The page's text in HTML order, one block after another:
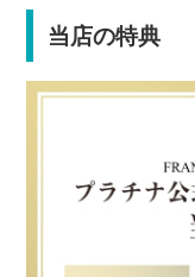
当店の特典